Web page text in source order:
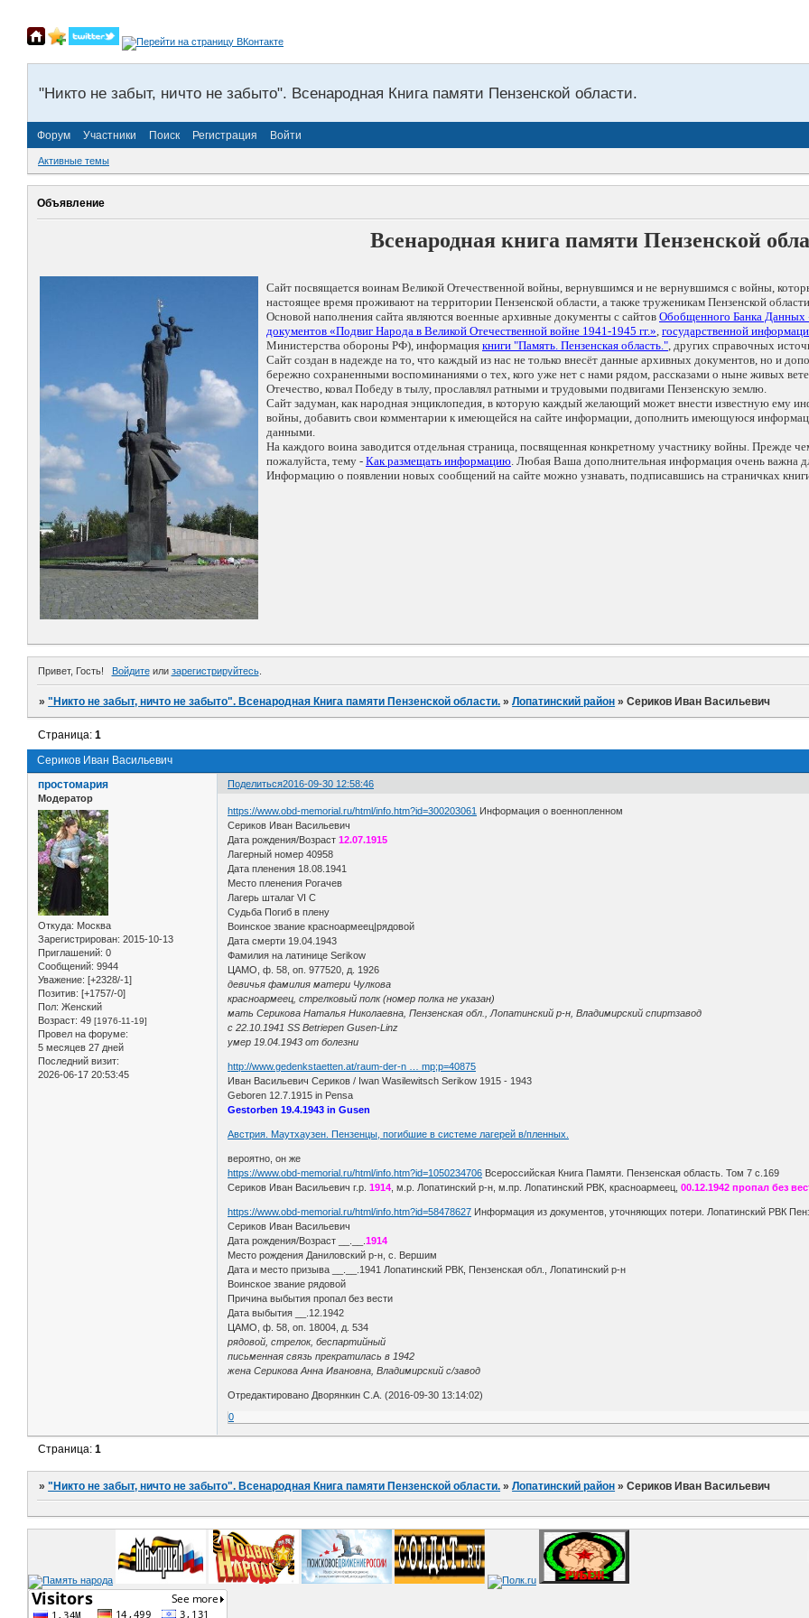
"Никто не забыт, ничто не забыто". Всенародная Книга памяти Пензенской области.
Форум Участники Поиск Регистрация Войти
Активные темы
Объявление
Всенародная книга памяти Пензенской
Сайт посвящается воинам Великой Отечественной войны, вернувшимся и не вернувшимся с войны,
настоящее время проживают на территории Пензенской области, а также труженикам Пензенской
Основой наполнения сайта являются военные архивные документы с сайтов Обобщенного Банка
документов «Подвиг Народа в Великой Отечественной войне 1941-1945 гг.», государственной
Министерства обороны РФ), информация книги "Память. Пензенская область.", других справочных
Сайт создан в надежде на то, что каждый из нас не только внесёт данные архивных документов, но и
бережно сохраненными воспоминаниями о тех, кого уже нет с нами рядом, рассказами о ныне живых
Отечество, ковал Победу в тылу, прославлял ратными и трудовыми подвигами Пензенскую землю.
Сайт задуман, как народная энциклопедия, в которую каждый желающий может внести известную ему
войны, добавить свои комментарии к имеющейся на сайте информации, дополнить имеющуюся
данными.
На каждого воина заводится отдельная страница, посвященная конкретному участнику войны. Прежде
пожалуйста, тему - Как размещать информацию. Любая Ваша дополнительная информация очень важна
Информацию о появлении новых сообщений на сайте можно узнавать, подписавшись на страничках
Привет, Гость! Войдитеили зарегистрируйтесь.
»"Никто не забыт, ничто не забыто". Всенародная Книга памяти Пензенской области. »Лопатинский район »Сериков Иван Васильевич
Сериков Иван Васильевич
Страница:1
Поделиться2016-09-30 12:58:46
простомария
Модератор
Откуда: Москва
Зарегистрирован: 2015-10-13
Приглашений: 0
Сообщений: 9944
Уважение: [+2328/-1]
Позитив: [+1757/-0]
Пол: Женский
Возраст: 49 [1976-11-19]
Провел на форуме:
5 месяцев 27 дней
Последний визит:
2026-06-17 20:53:45
https://www.obd-memorial.ru/html/info.htm?id=300203061 Информация о военнопленном
Сериков Иван Васильевич
Дата рождения/Возраст12.07.1915
Лагерный номер 40958
Дата пленения 18.08.1941
Место пленения Рогачев
Лагерь шталаг VI C
Судьба Погиб в плену
Воинское звание красноармеец|рядовой
Дата смерти 19.04.1943
Фамилия на латинице Serikow
ЦАМО, ф. 58, оп. 977520, д. 1926
девичья фамилия матери Чулкова
красноармеец, стрелковый полк (номер полка не указан)
мать Серикова Наталья Николаевна, Пензенская обл., Лопатинский р-н, Владимирский спиртзавод
с 22.10.1941 SS Betriepen Gusen-Linz
умер 19.04.1943 от болезни
http://www.gedenkstaetten.at/raum-der-n … mp;p=40875
Иван Васильевич Сериков / Iwan Wasilewitsch Serikow 1915 - 1943
Geboren 12.7.1915 in Pensa
Gestorben 19.4.1943 in Gusen
Австрия. Маутхаузен. Пензенцы, погибшие в системе лагерей в/пленных.
вероятно, он же
https://www.obd-memorial.ru/html/info.htm?id=1050234706 Всероссийская Книга Памяти. Пензенская область. Том 7 с.169
Сериков Иван Васильевич г.р.1914 , м.р. Лопатинский р-н, м.пр. Лопатинский РВК, красноармеец,00.12.1942 пропал без
https://www.obd-memorial.ru/html/info.htm?id=58478627 Информация из документов, уточняющих потери. Лопатинский РВК
Сериков Иван Васильевич
Дата рождения/Возраст __.__.1914
Место рождения Даниловский р-н, с. Вершим
Дата и место призыва __.__.1941 Лопатинский РВК, Пензенская обл., Лопатинский р-н
Воинское звание рядовой
Причина выбытия пропал без вести
Дата выбытия __.12.1942
ЦАМО, ф. 58, оп. 18004, д. 534
рядовой, стрелок, беспартийный
письменная связь прекратилась в 1942
жена Серикова Анна Ивановна, Владимирский с/завод
Отредактировано Дворянкин С.А. (2016-09-30 13:14:02)
0
Страница:1
»"Никто не забыт, ничто не забыто". Всенародная Книга памяти Пензенской области. »Лопатинский район »Сериков Иван Васильевич